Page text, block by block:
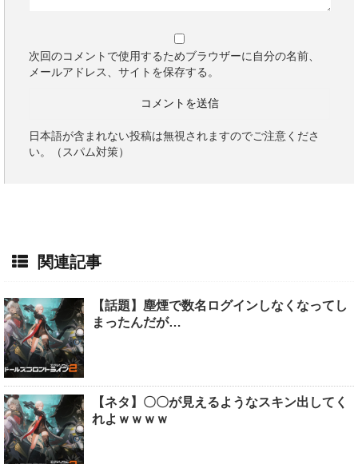
次回のコメントで使用するためブラウザーに自分の名前、
メールアドレス、サイトを保存する。
日本語が含まれない投稿は無視されますのでご注意くださ
い。（スパム対策）
関連記事
【話題】塵煙で数名ログインしなくなってし
まったんだが…
【ネタ】〇〇が見えるようなスキン出してく
れよｗｗｗｗ